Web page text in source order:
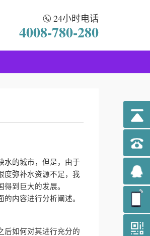
24小时电话
4008-780-280
水的城市，但是，由于
度弥补水资源不足，我
到巨大的发展。
内容进行分析阐述。
后如何对其进行充分的